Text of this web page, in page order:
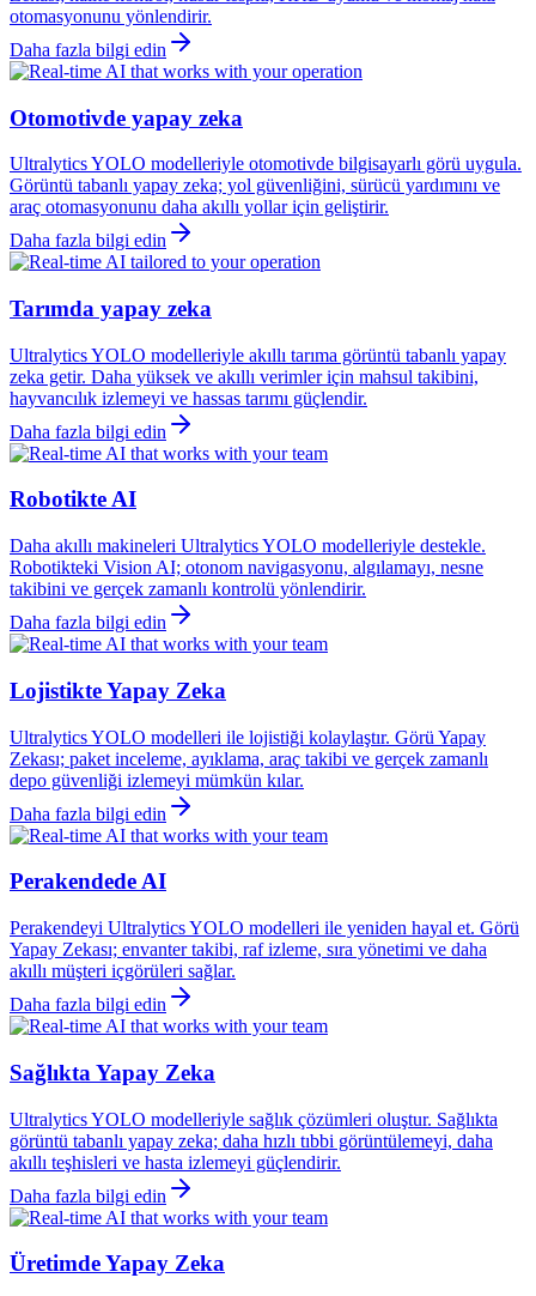
otomasyonunu yönlendirir.
Daha fazla bilgi edin
Otomotivde yapay zeka
Ultralytics YOLO modelleriyle otomotivde bilgisayarlı görü uygula.
Görüntü tabanlı yapay zeka; yol güvenliğini, sürücü yardımını ve
araç otomasyonunu daha akıllı yollar için geliştirir.
Daha fazla bilgi edin
Tarımda yapay zeka
Ultralytics YOLO modelleriyle akıllı tarıma görüntü tabanlı yapay
zeka getir. Daha yüksek ve akıllı verimler için mahsul takibini,
hayvancılık izlemeyi ve hassas tarımı güçlendir.
Daha fazla bilgi edin
Robotikte AI
Daha akıllı makineleri Ultralytics YOLO modelleriyle destekle.
Robotikteki Vision AI; otonom navigasyonu, algılamayı, nesne
takibini ve gerçek zamanlı kontrolü yönlendirir.
Daha fazla bilgi edin
Lojistikte Yapay Zeka
Ultralytics YOLO modelleri ile lojistiği kolaylaştır. Görü Yapay
Zekası; paket inceleme, ayıklama, araç takibi ve gerçek zamanlı
depo güvenliği izlemeyi mümkün kılar.
Daha fazla bilgi edin
Perakendede AI
Perakendeyi Ultralytics YOLO modelleri ile yeniden hayal et. Görü
Yapay Zekası; envanter takibi, raf izleme, sıra yönetimi ve daha
akıllı müşteri içgörüleri sağlar.
Daha fazla bilgi edin
Sağlıkta Yapay Zeka
Ultralytics YOLO modelleriyle sağlık çözümleri oluştur. Sağlıkta
görüntü tabanlı yapay zeka; daha hızlı tıbbi görüntülemeyi, daha
akıllı teşhisleri ve hasta izlemeyi güçlendirir.
Daha fazla bilgi edin
Üretimde Yapay Zeka